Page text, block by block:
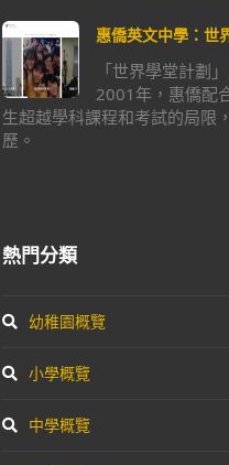
惠僑英文中學：世
「世界學堂計劃
2001年，惠僑配
生超越學科課程和考試的局限
歷。
熱門分類
幼稚園概覽
小學概覽
中學概覽